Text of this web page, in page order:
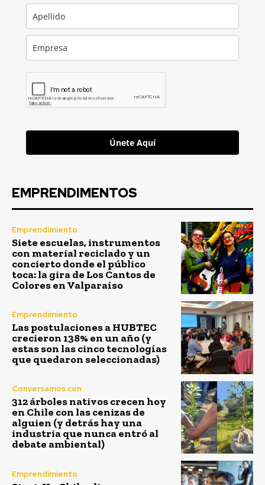
Únete Aquí
EMPRENDIMENTOS
Emprendimiento
Siete escuelas, instrumentos
con material reciclado y un
concierto donde el público
toca: la gira de Los Cantos de
Colores en Valparaíso
Emprendimiento
Las postulaciones a HUBTEC
crecieron 138% en un año (y
estas son las cinco tecnologías
que quedaron seleccionadas)
Conversamos con
312 árboles nativos crecen hoy
en Chile con las cenizas de
alguien (y detrás hay una
industria que nunca entró al
debate ambiental)
Emprendimiento